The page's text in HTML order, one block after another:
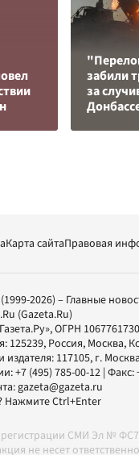
забили
за
Карта сайтаПравовая
2026) – Главные
(Gazeta.Ru)
, ОГРН
125239, Россия, Москва,
издателя: 117105, г. Москва
+7 (495) 785-00-12 | Факс:
gazeta@gazeta.ru
Нажмите Ctrl+Enter
регистрации СМИ Эл №
не несет